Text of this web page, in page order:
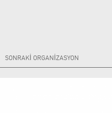
SONRAKİ ORGANİZASYON